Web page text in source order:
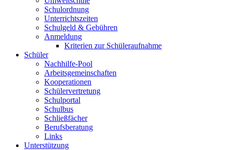
Schulordnung
Unterrichtszeiten
Schulgeld & Gebühren
Anmeldung
Kriterien zur Schüleraufnahme
Schüler
Nachhilfe-Pool
Arbeitsgemeinschaften
Kooperationen
Schülervertretung
Schulportal
Schulbus
Schließfächer
Berufsberatung
Links
Unterstützung